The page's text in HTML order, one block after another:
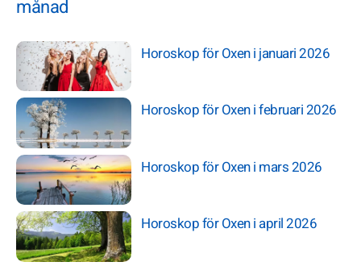
månad
Horoskop för Oxen i januari 2026
Horoskop för Oxen i februari 2026
Horoskop för Oxen i mars 2026
Horoskop för Oxen i april 2026